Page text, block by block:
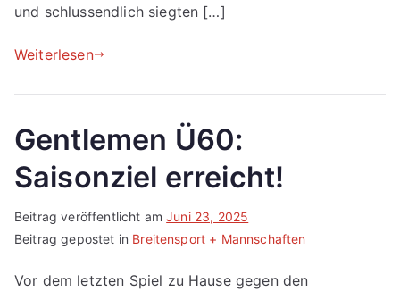
und schlussendlich siegten […]
Weiterlesen
Gentlemen Ü60:
Saisonziel erreicht!
Beitrag veröffentlicht amJuni 23, 2025
Beitrag gepostet in Breitensport + Mannschaften
Vor dem letzten Spiel zu Hause gegen den